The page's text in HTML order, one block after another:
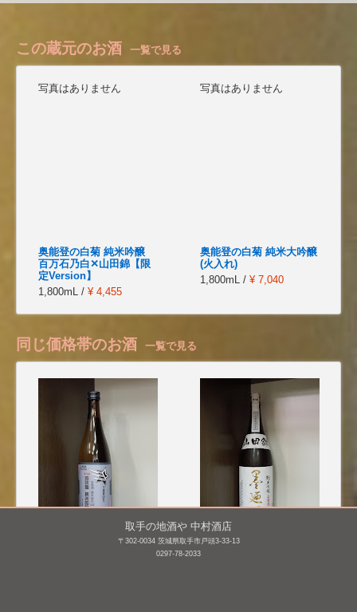
この蔵元のお酒 一覧で見る
写真はありません
奥能登の白菊 純米吟醸
百万石乃白✕山田錦【限
定Version】
1,800mL / ¥ 4,455
写真はありません
奥能登の白菊 純米大吟醸
(火入れ)
1,800mL / ¥ 7,040
同じ価格帯のお酒 一覧で見る
三連星 純米吟醸 無濾過
墨廼江 純米吟醸 山田錦
取手の地酒や 中村酒店
〒302-0034 茨城県取手市戸頭3-33-13
0297-78-2033